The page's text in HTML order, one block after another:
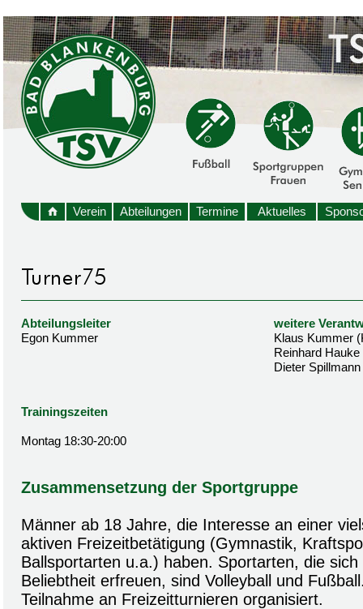
Verein Abteilungen Termine Aktuelles
Abteilungsleiter
weitere
Egon Kummer
Klaus Kummer
Reinhard Hauke
Dieter Spillmann
Trainingszeiten
Montag 18:30-20:00
Zusammensetzung der Sportgruppe
Männer ab 18 Jahre, die Interesse an einer
aktiven Freizeitbetätigung (Gymnastik,
Ballsportarten u.a.) haben. Sportarten, die
Beliebtheit erfreuen, sind Volleyball und
Teilnahme an Freizeitturnieren organisiert.